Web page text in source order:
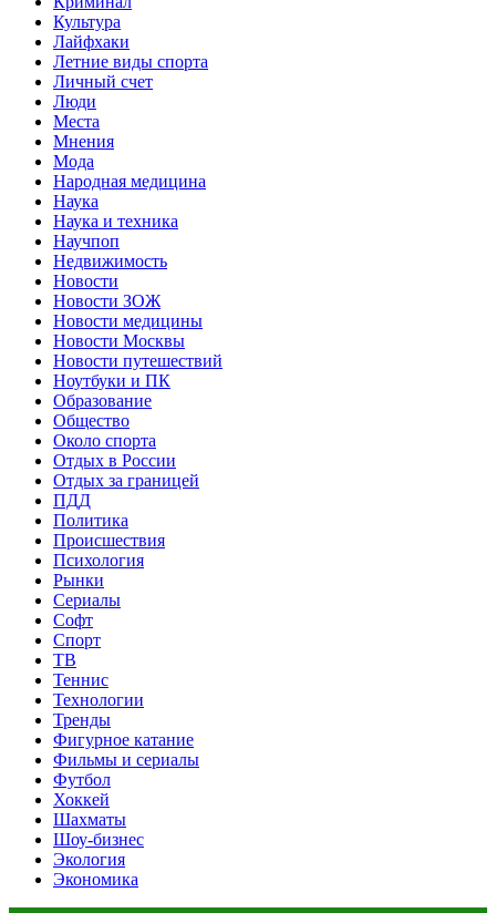
Культура
Лайфхаки
Летние виды спорта
Личный счет
Люди
Места
Мнения
Мода
Народная медицина
Наука
Наука и техника
Научпоп
Недвижимость
Новости
Новости ЗОЖ
Новости медицины
Новости Москвы
Новости путешествий
Ноутбуки и ПК
Образование
Общество
Около спорта
Отдых в России
Отдых за границей
ПДД
Политика
Происшествия
Психология
Рынки
Сериалы
Софт
Спорт
ТВ
Теннис
Технологии
Тренды
Фигурное катание
Фильмы и сериалы
Футбол
Хоккей
Шахматы
Шоу-бизнес
Экология
Экономика